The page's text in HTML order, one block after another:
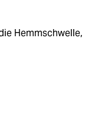
Hemmschwelle,